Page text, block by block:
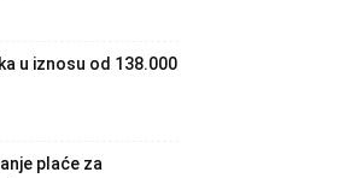
u iznosu od 138.000
plaće za